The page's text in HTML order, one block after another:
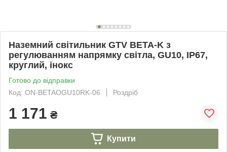
Наземний світильник GTV BETA-K з
регулюванням напрямку світла, GU10, IP67,
круглий, інокс
Готово до відправки
Код: ON-BETAOGU10RK-06
Роздріб
1 171 ₴
Купити